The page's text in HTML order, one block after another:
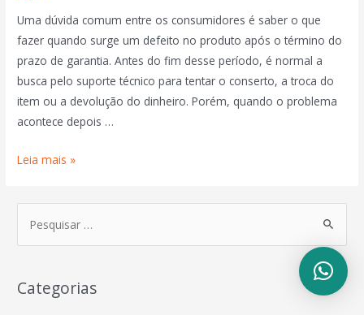
Uma dúvida comum entre os consumidores é saber o que
fazer quando surge um defeito no produto após o término do
prazo de garantia. Antes do fim desse período, é normal a
busca pelo suporte técnico para tentar o conserto, a troca do
item ou a devolução do dinheiro. Porém, quando o problema
acontece depois …
Leia mais »
Categorias